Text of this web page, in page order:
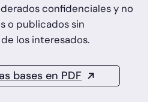
confidenciales y no
o publicados sin
los interesados.
bases en PDF